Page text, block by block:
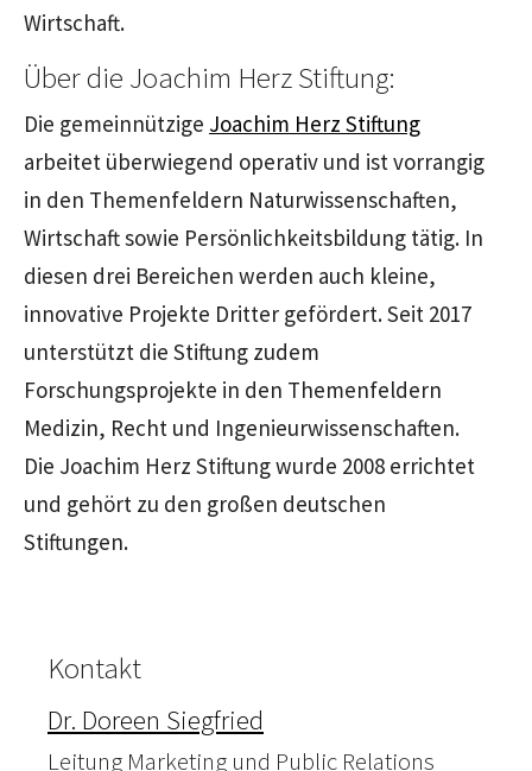
Wirtschaft.
Über die Joachim Herz Stiftung:
Die gemeinnützige Joachim Herz Stiftung
arbeitet überwiegend operativ und ist vorrangig
in den Themenfeldern Naturwissenschaften,
Wirtschaft sowie Persönlichkeitsbildung tätig. In
diesen drei Bereichen werden auch kleine,
innovative Projekte Dritter gefördert. Seit 2017
unterstützt die Stiftung zudem
Forschungsprojekte in den Themenfeldern
Medizin, Recht und Ingenieurwissenschaften.
Die Joachim Herz Stiftung wurde 2008 errichtet
und gehört zu den großen deutschen
Stiftungen.
Kontakt
Dr. Doreen Siegfried
Leitung Marketing und Public Relations